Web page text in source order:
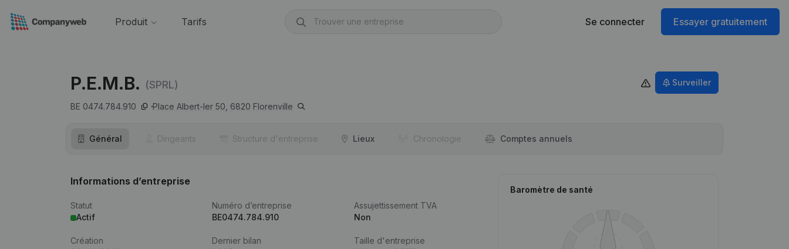
Produit Tarifs Se connecter Essayer gratuitement
P.E.M.B. (SPRL)
BE 0474.784.910 Place Albert-Ier 50, 6820 Florenville
Surveiller
Général Dirigeants Structure d'entreprise Lieux Chronologie Comptes annuels
Informations d’entreprise
Statut
Actif
Numéro d’entreprise
BE0474.784.910
Assujettissement TVA
Non
Création
Dernier bilan
Taille d'entreprise
Baromètre de santé